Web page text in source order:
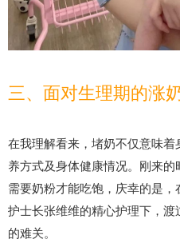
三、面对生理期的涨
在我理解看来，堵奶不仅意味
养方式及身体健康情况。刚来
需要奶粉才能吃饱，庆幸的是，
护士长张维维的精心护理下，
的难关。